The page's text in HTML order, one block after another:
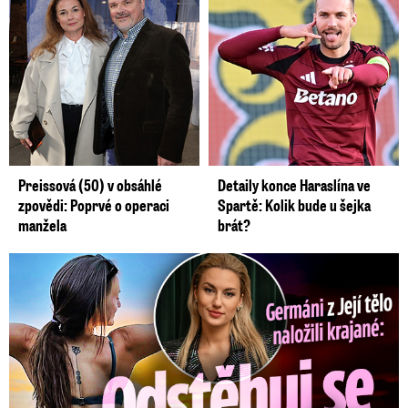
Preissová (50) v obsáhlé
zpovědi: Poprvé o operaci
manžela
Detaily konce Haraslína ve
Spartě: Kolik bude u šejka
brát?
Germáni z Jejího těla: Odstěhuj se, vzkázali jí krajané